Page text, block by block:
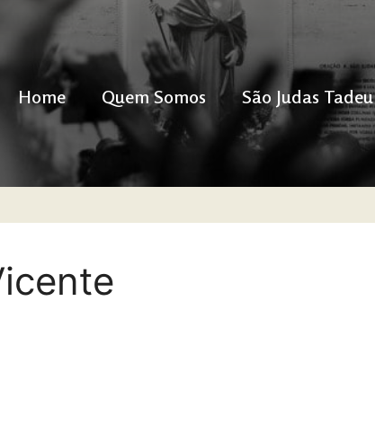
Home Quem Somos São Judas Tadeu